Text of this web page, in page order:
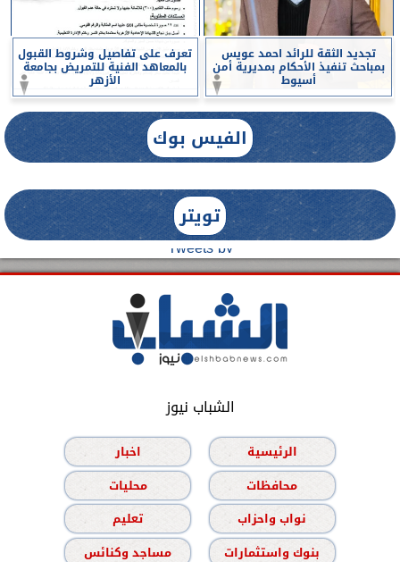
تجديد الثقة للرائد احمد عويس
بمباحث تنفيذ الأحكام بمديرية أمن
أسيوط
تعرف على تفاصيل وشروط القبول
بالمعاهد الفنية للتمريض بجامعة
الأزهر
الفيس بوك
تويتر
Tweets by
الشباب نيوز
الرئيسية
اخبار
محافظات
محليات
نواب واحزاب
تعليم
بنوك واستثمارات
مساجد وكنائس